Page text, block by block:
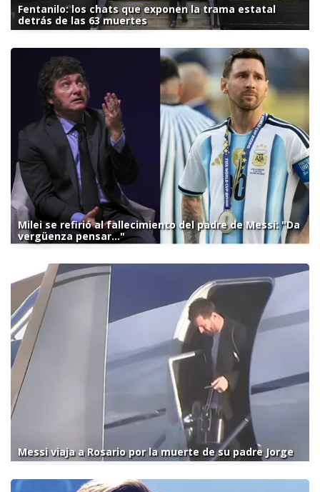
Fentanilo: los chats que exponen la trama estatal
detrás de las 63 muertes
Milei se refirió al fallecimiento del padre de Messi: "Da
vergüenza pensar..."
Messi viaja a Rosario por la muerte de su padre Jorge